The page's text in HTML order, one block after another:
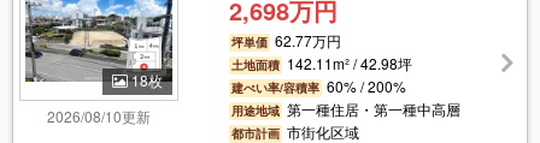
18枚
2026/08/10更新
2,698万円
坪単価 62.77万円
土地面積 142.11m² / 42.98坪
建ぺい率/容積率 60% / 200%
用途地域 第一種住居・第一種中高層
都市計画 市街化区域